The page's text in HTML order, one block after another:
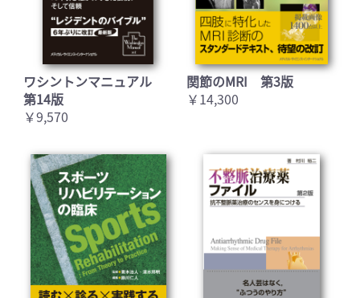
ワシントンマニュアル
第14版
￥9,570
関節のMRI 第3版
￥14,300